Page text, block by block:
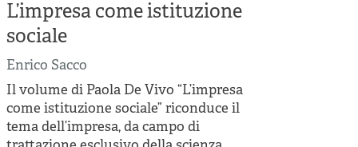
L’impresa come istituzione
sociale
Enrico Sacco
Il volume di Paola De Vivo “L’impresa
come istituzione sociale” riconduce il
tema dell’impresa, da campo di